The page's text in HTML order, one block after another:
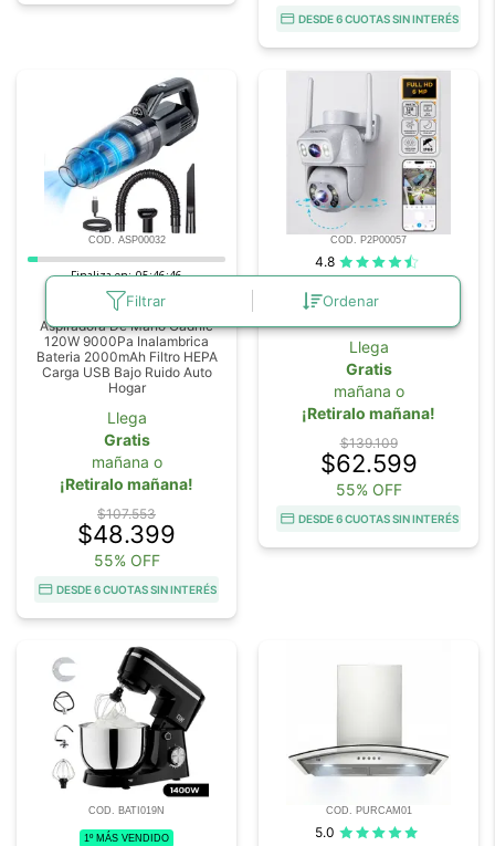
Filtrar Ordenar
DESDE 6 CUOTAS SIN INTERÉS
COD. ASP00032
Finaliza en: 05:46:44
Aspiradora De Mano Gadnic
120W 9000Pa Inalambrica
Bateria 2000mAh Filtro HEPA
Carga USB Bajo Ruido Auto
Hogar
Llega
Gratis
mañana o
¡Retiralo mañana!
$107.553
$48.399
55% OFF
DESDE 6 CUOTAS SIN INTERÉS
COD. P2P00057
4.8
Cámara de Seguridad Gadnic
Doble Lente 6MP FHD
Llega
Gratis
mañana o
¡Retiralo mañana!
$139.109
$62.599
55% OFF
DESDE 6 CUOTAS SIN INTERÉS
COD. BATI019N
1º MÁS VENDIDO
COD. PURCAM01
5.0